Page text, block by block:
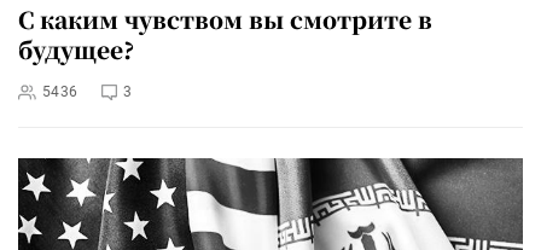
С каким чувством вы смотрите в
будущее?
5436 3